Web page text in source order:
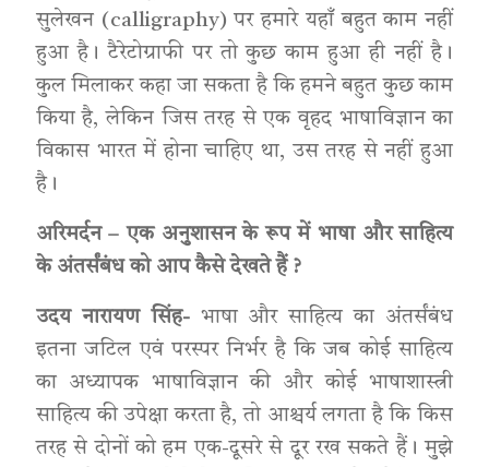
सुलेखन (calligraphy) पर हमारे यहाँ बहुत काम नहीं
हुआ है। टैरेटोग्राफी पर तो कुछ काम हुआ ही नहीं है।
कुल मिलाकर कहा जा सकता है कि हमने बहुत कुछ काम
किया है, लेकिन जिस तरह से एक वृहद भाषाविज्ञान का
विकास भारत में होना चाहिए था, उस तरह से नहीं हुआ
है।
अरिमर्दन – एक अनुशासन के रूप में भाषा और साहित्य
के अंतर्संबंध को आप कैसे देखते हैं ?
उदय नारायण सिंह- भाषा और साहित्य का अंतर्संबंध
इतना जटिल एवं परस्पर निर्भर है कि जब कोई साहित्य
का अध्यापक भाषाविज्ञान की और कोई भाषाशास्त्री
साहित्य की उपेक्षा करता है, तो आश्चर्य लगता है कि किस
तरह से दोनों को हम एक-दूसरे से दूर रख सकते हैं। मुझे